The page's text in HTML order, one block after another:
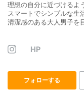
理想の自分に近づけるよ
スマートでシンプルな生
清潔感のある大人男子を
HP
フォローする